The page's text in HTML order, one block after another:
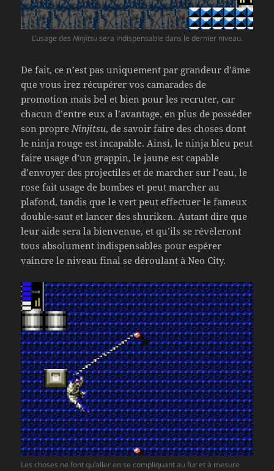
L’usage des Ninjitsusera indispensable dans le dernier niveau.
De fait, ce n’est pas uniquement par grandeur d’âme
que vous irez récupérer vos camarades de
promotion mais bel et bien pour les recruter, car
chacun d’entre eux a l’avantage, en plus de posséder
son propre Ninjitsu, de savoir faire des choses dont
le ninja rouge est incapable. Ainsi, le ninja bleu peut
faire usage d’un grappin, le jaune est capable
d’envoyer des projectiles et de marcher sur l’eau, le
rose fait usage de bombes et peut marcher au
plafond, tandis que le vert peut effectuer le fameux
double-saut et lancer des shuriken. Autant dire que
leur aide sera la bienvenue, et qu’ils se révèleront
tous absolument indispensables pour espérer
vaincre le niveau final se déroulant à Neo City.
Les choses ne font qu’aller en se compliquant au fur et à mesure